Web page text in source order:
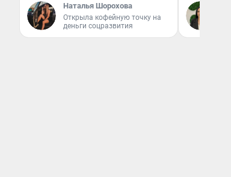
Наталья Шорохова
Открыла кофейную точку на
деньги соцразвития